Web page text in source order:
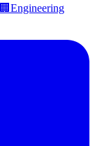
🏢 Engineering